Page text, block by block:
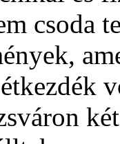
csoda